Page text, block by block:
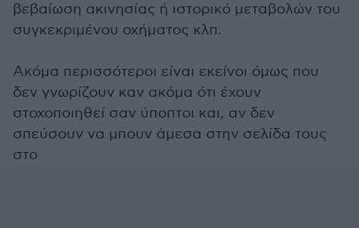
βεβαίωση ακινησίας ή ιστορικό μεταβολών του
συγκεκριμένου οχήματος κλπ.
Ακόμα περισσότεροι είναι εκείνοι όμως που
δεν γνωρίζουν καν ακόμα ότι έχουν
στοχοποιηθεί σαν ύποπτοι και, αν δεν
σπεύσουν να μπουν άμεσα στην σελίδα τους
στο